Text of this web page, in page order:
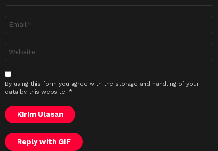
sesawang
By using this form you agree with the storage and handling of your
data by this website. *
Kirim Ulasan
Reply with GIF